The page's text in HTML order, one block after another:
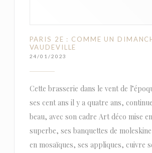
PARIS 2E : COMME UN
VAUDEVILLE
24/01/2023
Cette brasserie dans le vent de
ses cent ans il y a quatre ans,
beau, avec son cadre Art déco mise
superbe, ses banquettes de
en mosaïques, ses appliques, cuivre